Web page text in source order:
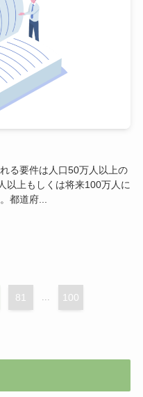
る要件は人口50万人以上の
以上もしくは将来100万人に
都道府...
81 ... 100